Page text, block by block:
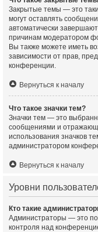
Закрытые темы — это
могут оставлять
автоматически
причинам модератором
Вы также можете иметь
зависимости от прав,
конференции.
Вернуться к началу
Что такое значки тем?
Значки тем — это
сообщениями и
использования значков
администратором
Вернуться к началу
Уровни
Кто такие
Администраторы — это
контроля над